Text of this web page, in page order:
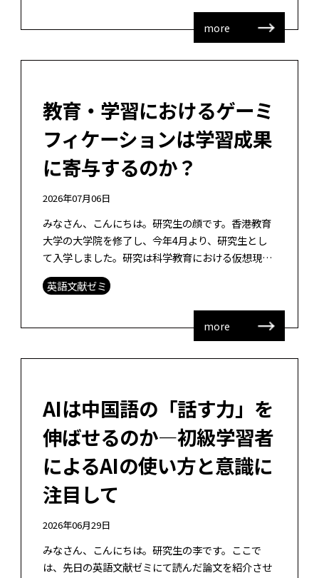
more
教育・学習におけるゲーミ
フィケーションは学習成果
に寄与するのか？
2026年07月06日
みなさん、こんにちは。研究生の顔です。香港教育
大学の大学院を修了し、今年4月より、研究生とし
て入学しました。研究は科学教育における仮想現実
のデザイン・開発研究をしたいと考えています。そ
のデザインという点で、ゲーミフィケー […]
英語文献ゼミ
more
AIは中国語の「話す力」を
伸ばせるのか―初級学習者
によるAIの使い方と意識に
注目して
2026年06月29日
みなさん、こんにちは。研究生の李です。ここで
は、先日の英語文献ゼミにて読んだ論文を紹介させ